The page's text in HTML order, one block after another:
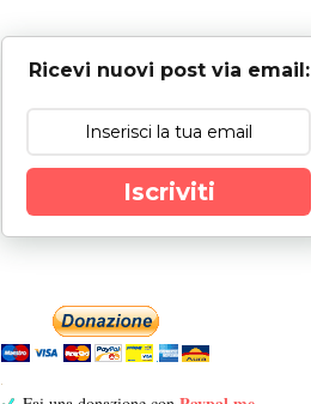
Ricevi nuovi post via email:
Iscriviti